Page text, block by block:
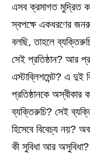
এসব ক্রমাগত মুদ্রিত
স্বপক্ষে একধরণের
বলছি, তাহলে
সেই প্রতিষ্ঠান? আর
এস্টাব্লিশমেন্ট? এ দুই
প্রতিষ্ঠানকে
ব্যক্তিরুচি? সেই
হিসেবে বিবেচ্য নয়?
কী সুবিধা আর